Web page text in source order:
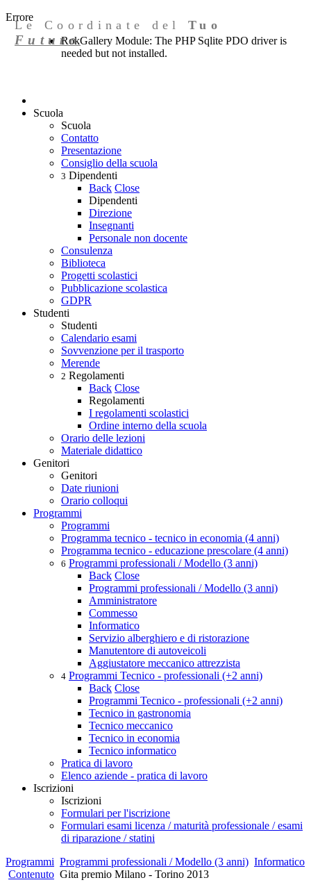
Errore
RokGallery Module: The PHP Sqlite PDO driver is
needed but not installed.
Le Coordinate delTuo
Futuro
Scuola
Scuola
Contatto
Presentazione
Consiglio della scuola
3 Dipendenti
Back Close
Dipendenti
Direzione
Insegnanti
Personale non docente
Consulenza
Biblioteca
Progetti scolastici
Pubblicazione scolastica
GDPR
Studenti
Studenti
Calendario esami
Sovvenzione per il trasporto
Merende
2 Regolamenti
Back Close
Regolamenti
I regolamenti scolastici
Ordine interno della scuola
Orario delle lezioni
Materiale didattico
Genitori
Genitori
Date riunioni
Orario colloqui
Programmi
Programmi
Programma tecnico - tecnico in economia (4 anni)
Programma tecnico - educazione prescolare (4 anni)
6 Programmi professionali / Modello (3 anni)
Back Close
Programmi professionali / Modello (3 anni)
Amministratore
Commesso
Informatico
Servizio alberghiero e di ristorazione
Manutentore di autoveicoli
Aggiustatore meccanico attrezzista
4 Programmi Tecnico - professionali (+2 anni)
Back Close
Programmi Tecnico - professionali (+2 anni)
Tecnico in gastronomia
Tecnico meccanico
Tecnico in economia
Tecnico informatico
Pratica di lavoro
Elenco aziende - pratica di lavoro
Iscrizioni
Iscrizioni
Formulari per l'iscrizione
Formulari esami licenza / maturità professionale / esami
di riparazione / statini
Programmi Programmi professionali / Modello (3 anni) Informatico
Contenuto Gita premio Milano - Torino 2013